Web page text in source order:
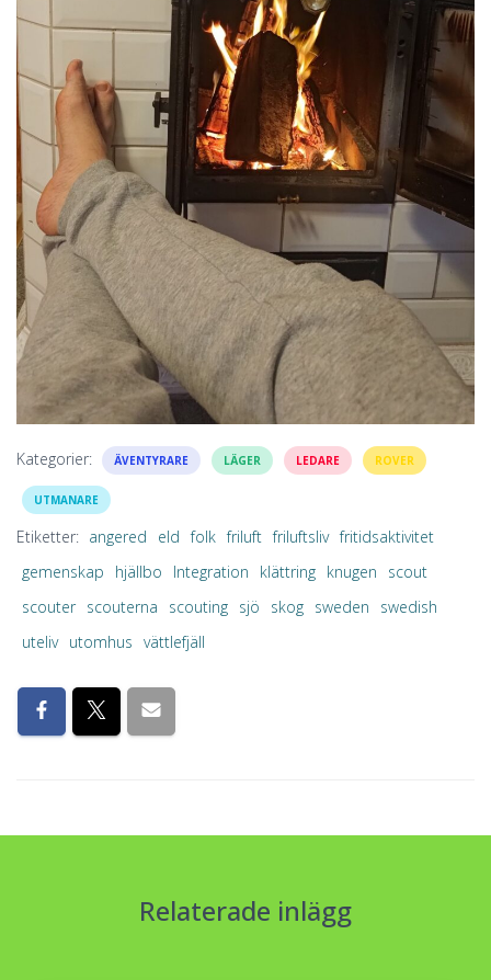
Kategorier: ÄVENTYRARE LÄGER LEDARE ROVER
UTMANARE
Etiketter: angered eld folk friluft friluftsliv fritidsaktivitet
gemenskap
hjällbo Integration klättring knugen
scout
scouter scouterna scouting sjö skog sweden
swedish
uteliv utomhus vättlefjäll
Relaterade inlägg